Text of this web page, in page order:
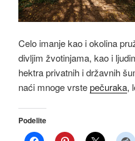
Celo imanje kao i okolina
divljim žvotinjama, kao i
hektra privatnih i državnih
naći mnoge vrstepečuraka,
Podelite